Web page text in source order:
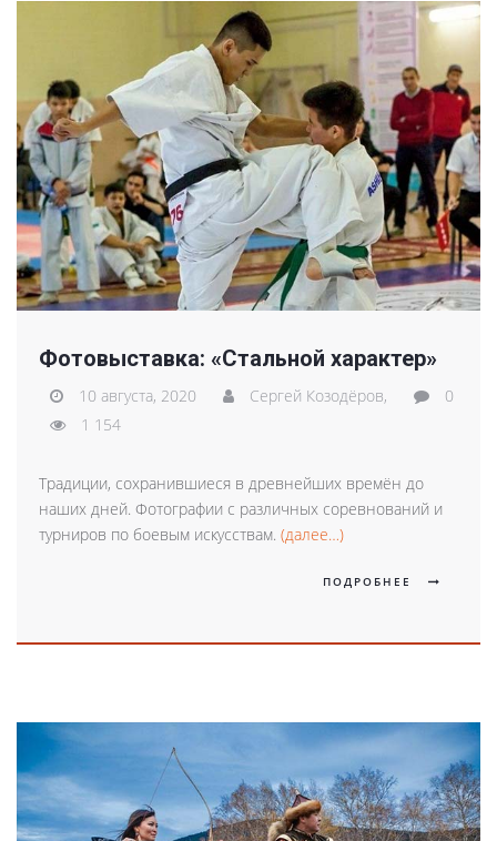
Фотовыставка: «Стальной характер»
10 августа, 2020 Сергей Козодёров,
0
1 154
Традиции, сохранившиеся в древнейших времён до
наших дней. Фотографии с различных соревнований и
турниров по боевым искусствам. (далее…)
ПОДРОБНЕЕ